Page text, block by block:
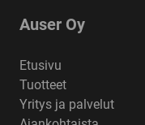
Auser Oy
Etusivu
Tuotteet
Yritys ja palvelut